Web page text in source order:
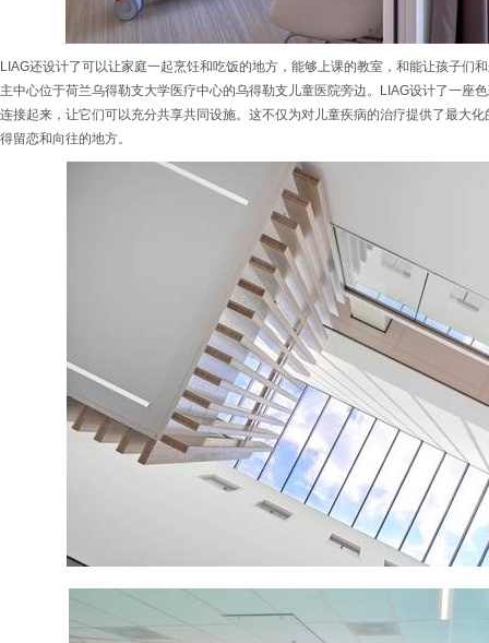
LIAG还设计了可以让家庭一起烹饪和吃饭的地方，能够上课的教室，和能让孩子们
主中心位于荷兰乌得勒支大学医疗中心的乌得勒支儿童医院旁边。LIAG设计了一座
连接起来，让它们可以充分共享共同设施。这不仅为对儿童疾病的治疗提供了最大
得留恋和向往的地方。